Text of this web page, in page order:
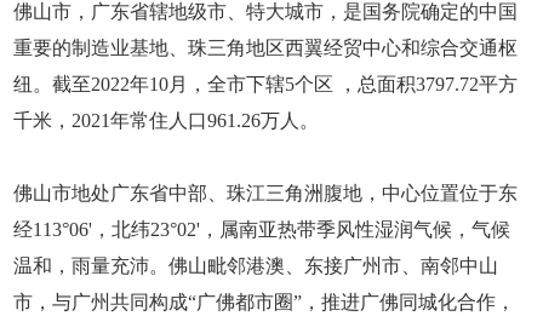
佛山市，广东省辖地级市、特大城市，是国务院确定的中国
重要的制造业基地、珠三角地区西翼经贸中心和综合交通枢
纽。截至2022年10月，全市下辖5个区 ，总面积3797.72平方
千米，2021年常住人口961.26万人。
佛山市地处广东省中部、珠江三角洲腹地，中心位置位于东
经113°06'，北纬23°02'，属南亚热带季风性湿润气候，气候
温和，雨量充沛。佛山毗邻港澳、东接广州市、南邻中山
市，与广州共同构成“广佛都市圈”，推进广佛同城化合作，